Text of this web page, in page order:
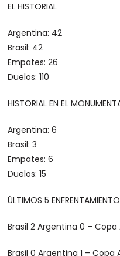
EL HISTORIAL
Argentina: 42
Brasil: 42
Empates: 26
Duelos: 110
HISTORIAL EN EL
Argentina: 6
Brasil: 3
Empates: 6
Duelos: 15
ÚLTIMOS 5
Brasil 2 Argentina 0 –
Brasil 0 Argentina 1 – Copa